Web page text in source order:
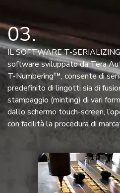
03
IL SOFTWARE T-
software sviluppato da Tera
T-Numbering™, consente di
predefinito di lingotti sia di
stampaggio (minting) di vari
dallo schermo touch-screen,
con facilità la procedura di